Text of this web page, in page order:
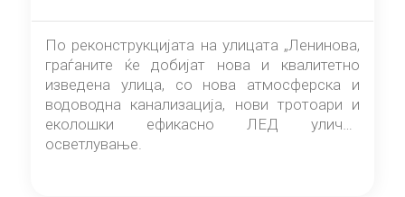
По реконструкцијата на улицата „Ленинова,
граѓаните ќе добијат нова и квалитетно
изведена улица, со нова атмосферска и
водоводна канализација, нови тротоари и
еколошки ефикасно ЛЕД улично
осветлување.